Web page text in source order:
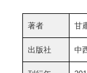
著者 甘
出版社 中